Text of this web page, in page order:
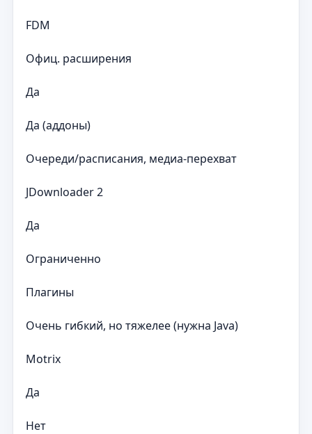
FDM
Офиц. расширения
Да
Да (аддоны)
Очереди/расписания, медиа-перехват
JDownloader 2
Да
Ограниченно
Плагины
Очень гибкий, но тяжелее (нужна Java)
Motrix
Да
Нет